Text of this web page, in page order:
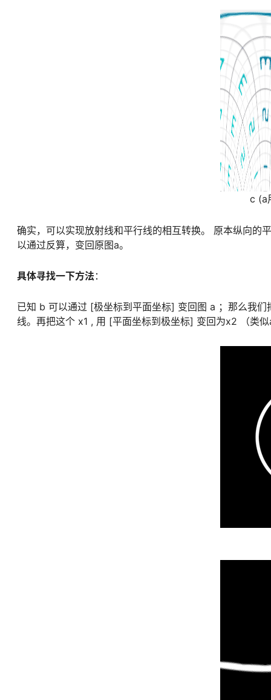
c (a
确实，可以实现放射线和平行线的相互转换。 原本纵向的
以通过反算，变回原图a。
具体寻找一下方法 ：
已知 b 可以通过 [极坐标到平面坐标] 变回图 a ；那么我
线。再把这个 x1 , 用 [平面坐标到极坐标] 变回为x2 （类